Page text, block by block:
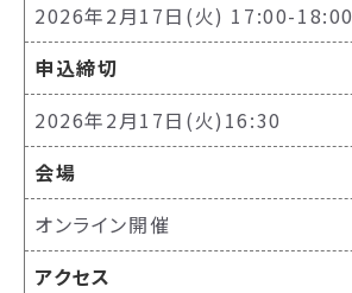
2026年2月17日(火) 17:00-18:00
申込締切
2026年2月17日(火)16:30
会場
オンライン開催
アクセス